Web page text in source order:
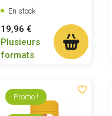
En stock
Prix
19,96 €
Plusieurs
formats
favorite_border
Promo !